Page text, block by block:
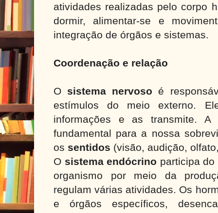
atividades realizadas pelo corpo
dormir, alimentar-se e
integração de órgãos e sistemas.
Coordenação e relação
O sistema nervoso é
estímulos do meio externo.
informações e as transmite.
fundamental para a nossa
os sentidos (visão, audição,
O sistema endócrino participa
organismo por meio da
regulam várias atividades. Os
e órgãos específicos,